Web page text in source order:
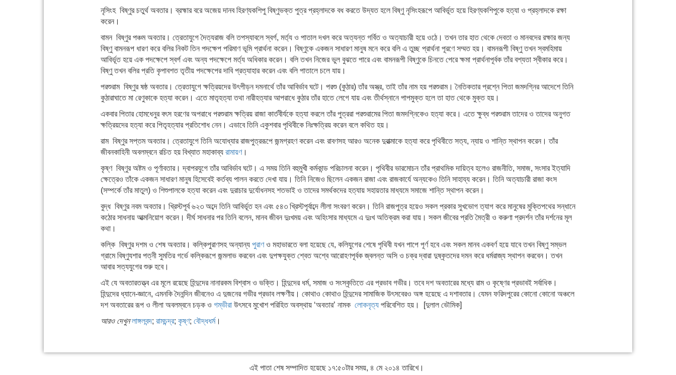
নৃসিংহ বিষ্ণুর চতুর্থ অবতার। ব্রহ্মার বরে অজেয় দানব হিরণ্যকশিপু বিষ্ণুভক্ত পুত্র প্রহ্লাদকে বধ করতে উদ্যত হলে বিষ্ণু নৃসিংহরূপে আবির্ভূত হয়ে হিরণ্যকশিপুকে হত্যা ও প্রহ্লাদকে রক্ষা
করেন।
বামন বিষ্ণুর পঞ্চম অবতার। ত্রেতাযুগে দৈত্যরাজ বলি তপস্যাবলে স্বর্গ, মর্ত্য ও পাতাল দখল করে অত্যন্ত গর্বিত ও অত্যাচারী হয়ে ওঠে। তখন তার হাত থেকে দেবতা ও মানবদের রক্ষার জন্য
বিষ্ণু বামনরূপ ধারণ করে বলির নিকট তিন পদক্ষেপ পরিমাণ ভূমি প্রার্থনা করেন। বিষ্ণুকে একজন সাধারণ মানুষ মনে করে বলি এ তুচ্ছ প্রার্থনা পূরণে সম্মত হয়। বামনরূপী বিষ্ণু তখন স্বমহিমায়
আবির্ভূত হয়ে এক পদক্ষেপে স্বর্গ এবং অন্য পদক্ষেপে মর্ত্য অধিকার করেন। বলি তখন নিজের ভুল বুঝতে পারে এবং বামনরূপী বিষ্ণুকে চিনতে পেরে ক্ষমা প্রার্থনাপূর্বক তাঁর বশ্যতা স্বীকার করে।
বিষ্ণু তখন বলির প্রতি কৃপাবশত তৃতীয় পদক্ষেপের দাবি প্রত্যাহার করেন এবং বলি পাতালে চলে যায়।
পরশুরাম বিষ্ণুর ষষ্ঠ অবতার। ত্রেতাযুগে ক্ষত্রিয়দের উৎপীড়ন দমনার্থে তাঁর আবির্ভাব ঘটে। পরশু (কুঠার) তাঁর অস্ত্র, তাই তাঁর নাম হয় পরশুরাম। নৈতিকতার প্রশ্নে পিতা জমদগ্নির আদেশে তিনি
কুঠারাঘাতে মা রেণুকাকে হত্যা করেন। এতে মাতৃহত্যা তথা নারীহত্যার আপরাধে কুঠার তাঁর হাতে লেগে যায় এবং তীর্থস্নানে পাপমুক্ত হলে তা হাত থেকে মুক্ত হয়।
একবার পিতার হোমধেনুর বৎস হরণের অপরাধে পরশুরাম ক্ষত্রিয় রাজা কার্তবীর্যকে হত্যা করলে তাঁর পুত্ররা পরশুরামের পিতা জমদগ্নিকেও হত্যা করে। এতে ক্ষুব্ধ পরশুরাম তাদের ও তাদের অনুগত
ক্ষত্রিয়দের হত্যা করে পিতৃহত্যার প্রতিশোধ নেন। এভাবে তিনি একুশবার পৃথিবীকে নিঃক্ষত্রিয় করেন বলে কথিত হয়।
রাম বিষ্ণুর সপ্তম অবতার। ত্রেতাযুগে তিনি অযোধ্যার রাজপুত্ররূপে জন্মগ্রহণ করেন এবং রাবণসহ আরও অনেক দুরাত্মাকে হত্যা করে পৃথিবীতে সত্য, ন্যায় ও শান্তি স্থাপন করেন। তাঁর
জীবনকাহিনী অবলম্বনে রচিত হয় বিখ্যাত মহাকাব্য রামায়ণ।
কৃষ্ণ বিষ্ণুর অষ্টম ও পূর্ণাবতার। দ্বাপরযুগে তাঁর আবির্ভাব ঘটে। এ সময় তিনি বহুমুখী কর্মকান্ড পরিচালনা করেন। পৃথিবীর ভারমোচন তাঁর প্রাথমিক দায়িত্ব হলেও রাজনীতি, সমাজ, সংসার ইত্যাদি
ক্ষেত্রেও তাঁকে একজন সাধারণ মানুষ হিসেবেই কর্তব্য পালন করতে দেখা যায়। তিনি নিজেও ছিলেন একজন রাজা এবং রাজকার্যে অন্যকেও তিনি সাহায্য করেন। তিনি অত্যাচারী রাজা কংস
(সম্পর্কে তাঁর মাতুল) ও শিশুপালকে হত্যা করেন এবং দুরাচার দুর্যোধনসহ শতভাই ও তাদের সমর্থকদের হত্যায় সহায়তার মাধ্যমে সমাজে শান্তি স্থাপন করেন।
বুদ্ধ বিষ্ণুর নবম অবতার। খ্রিস্টপূর্ব ৬২৩ অব্দে তিনি আবির্ভূত হন এবং ৫৪৩ খ্রিস্টপূর্বাব্দে লীলা সংবরণ করেন। তিনি রাজপুত্র হয়েও সকল প্রকার সুখভোগ ত্যাগ করে মানুষের মুক্তিপথের সন্ধানে
কঠোর সাধনায় আত্মনিয়োগ করেন। দীর্ঘ সাধনার পর তিনি বলেন, মানব জীবন দুঃখময় এবং অহিংসার মাধ্যমে এ দুঃখ অতিক্রম করা যায়। সকল জীবের প্রতি মৈত্রী ও করুণা প্রদর্শন তাঁর দর্শনের মূল
কথা।
কল্কি বিষ্ণুর দশম ও শেষ অবতার। কল্কিপুরাণসহ অন্যান্য পুরাণও মহাভারতে বলা হয়েছে যে, কলিযুগের শেষে পৃথিবী যখন পাপে পূর্ণ হবে এবং সকল মানব একবর্ণ হয়ে যাবে তখন বিষ্ণু সম্ভল
গ্রামে বিষ্ণুযশার পত্নী সুমতির গর্ভে কল্কিরূপে জন্মলাভ করবেন এবং দুপক্ষযুক্ত শ্বেত অশ্বে আরোহণপূর্বক জ্বলন্ত অসি ও চক্র দ্বারা দুষ্কৃতদের দমন করে ধর্মরাজ্য স্থাপন করবেন। তখন
আবার সত্যযুগের শুরু হবে।
এই যে অবতারতত্ত্ব এর মূলে রয়েছে হিন্দুদের নানারকম বিশ্বাস ও ভক্তি। হিন্দুদের ধর্ম, সমাজ ও সংস্কৃতিতে এর প্রভাব গভীর। তবে দশ অবতারের মধ্যে রাম ও কৃষ্ণের প্রভাবই সর্বাধিক।
হিন্দুদের ধ্যানে-জ্ঞানে, এমনকি দৈনন্দিন জীবনেও এ দুজনের গভীর প্রভাব লক্ষণীয়। কোথাও কোথাও হিন্দুদের সামাজিক উৎসবেরও অঙ্গ হয়েছে এ দশাবতার। যেমন ফরিদপুরের কোনো কোনো অঞ্চলে
দশ অবতারের রূপ ও লীলা অবলম্বনে চড়ক ও গম্ভীরাউৎসবে মুখোশ পরিহিত অবস্থায় ‘অবতার’ নামক লোকনৃত্যপরিবেশিত হয়। [দুলাল ভৌমিক]
আরও দেখুন লাঙ্গলবন্দ; রামচন্দ্র; কৃষ্ণ; বৌদ্ধধর্ম।
এই পাতা শেষ সম্পাদিত হয়েছে ১৭:৫০টার সময়, ৪ মে ২০১৪ তারিখে।